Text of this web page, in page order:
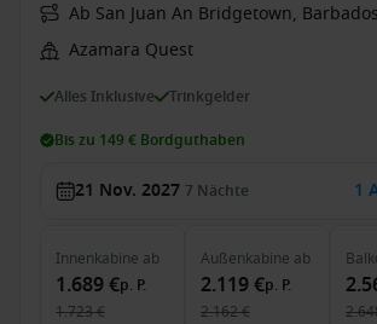
Ab San Juan An Bridgetown, Barbados
Azamara Quest
Alles Inklusive Trinkgelder
Bis zu 149 € Bordguthaben
21 Nov. 2027 7 Nächte 1
Innenkabine ab
1.689 €p. P.
1.723 €
Außenkabine ab
2.119 €p. P.
2.162 €